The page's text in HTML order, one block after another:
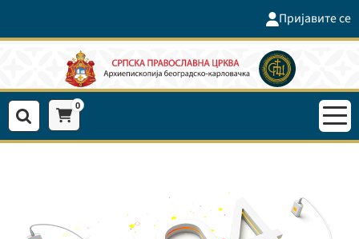
Пријавите се
0